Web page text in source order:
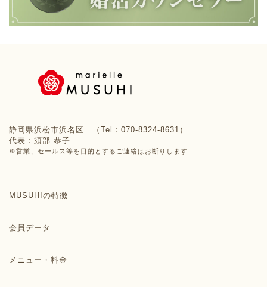
静岡県浜松市浜名区 （Tel：070-8324-8631）
代表：須部 恭子
※営業、セールス等を目的とするご連絡はお断りします
MUSUHIの特徴
会員データ
メニュー・料金